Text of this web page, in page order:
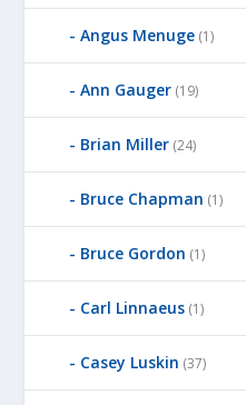
Angus Menuge (1)
Ann Gauger (19)
Brian Miller (24)
Bruce Chapman (1)
Bruce Gordon (1)
Carl Linnaeus (1)
Casey Luskin (37)